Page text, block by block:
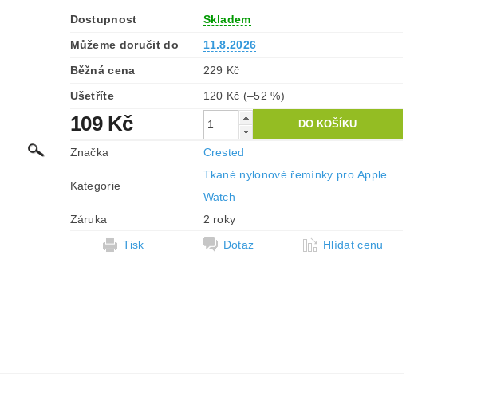
Dostupnost
Skladem
Můžeme doručit do
11.8.2026
Běžná cena
229 Kč
Ušetříte
120 Kč (–52 %)
109 Kč
Značka Crested
Kategorie
Tkané nylonové řemínky pro Apple
Watch
Záruka
2 roky
Tisk
Dotaz Hlídat cenu